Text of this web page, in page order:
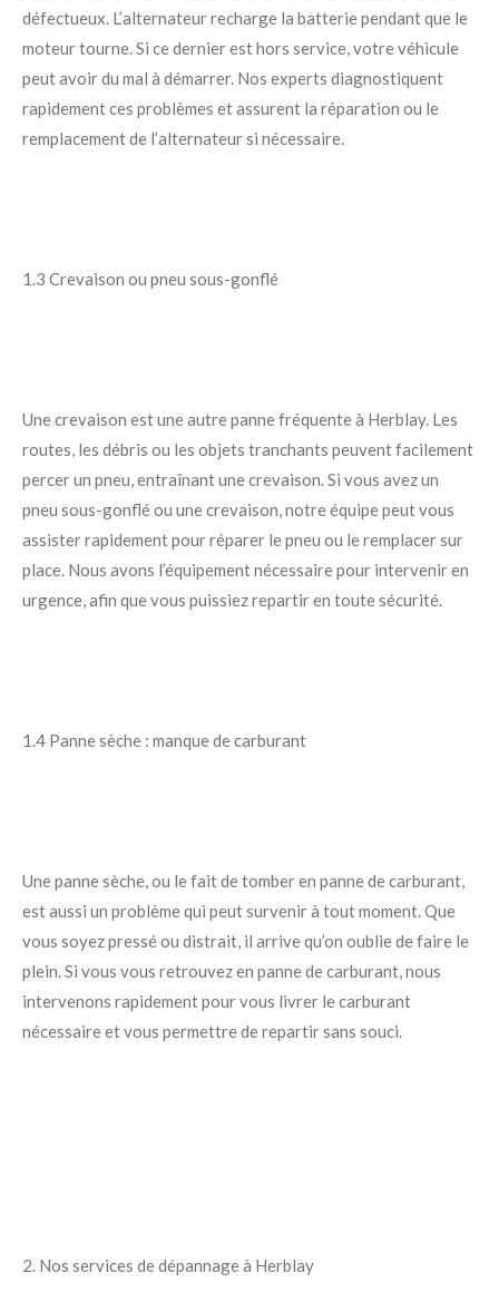
défectueux. L’alternateur recharge la batterie pendant que le
moteur tourne. Si ce dernier est hors service, votre véhicule
peut avoir du mal à démarrer. Nos experts diagnostiquent
rapidement ces problèmes et assurent la réparation ou le
remplacement de l’alternateur si nécessaire.
1.3 Crevaison ou pneu sous-gonflé
Une crevaison est une autre panne fréquente à Herblay. Les
routes, les débris ou les objets tranchants peuvent facilement
percer un pneu, entraînant une crevaison. Si vous avez un
pneu sous-gonflé ou une crevaison, notre équipe peut vous
assister rapidement pour réparer le pneu ou le remplacer sur
place. Nous avons l’équipement nécessaire pour intervenir en
urgence, afin que vous puissiez repartir en toute sécurité.
1.4 Panne sèche : manque de carburant
Une panne sèche, ou le fait de tomber en panne de carburant,
est aussi un problème qui peut survenir à tout moment. Que
vous soyez pressé ou distrait, il arrive qu’on oublie de faire le
plein. Si vous vous retrouvez en panne de carburant, nous
intervenons rapidement pour vous livrer le carburant
nécessaire et vous permettre de repartir sans souci.
2. Nos services de dépannage à Herblay